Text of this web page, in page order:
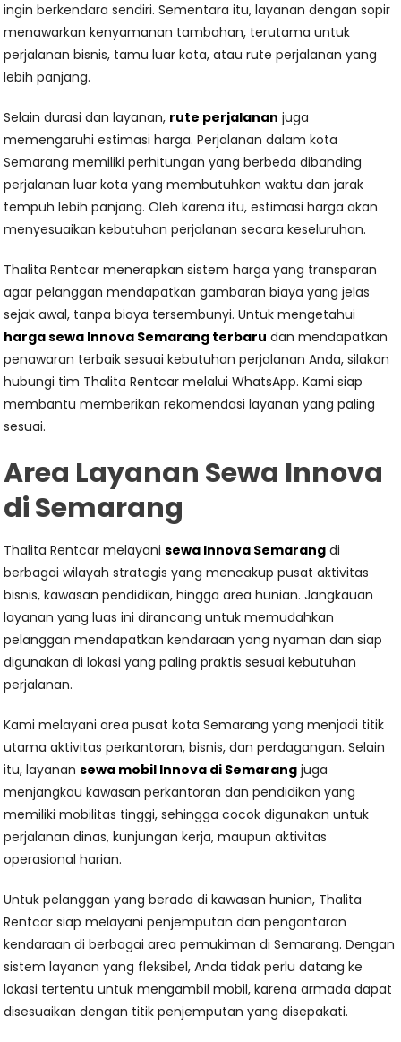
ingin berkendara sendiri. Sementara itu, layanan dengan sopir
menawarkan kenyamanan tambahan, terutama untuk
perjalanan bisnis, tamu luar kota, atau rute perjalanan yang
lebih panjang.
Selain durasi dan layanan, rute perjalanan juga
memengaruhi estimasi harga. Perjalanan dalam kota
Semarang memiliki perhitungan yang berbeda dibanding
perjalanan luar kota yang membutuhkan waktu dan jarak
tempuh lebih panjang. Oleh karena itu, estimasi harga akan
menyesuaikan kebutuhan perjalanan secara keseluruhan.
Thalita Rentcar menerapkan sistem harga yang transparan
agar pelanggan mendapatkan gambaran biaya yang jelas
sejak awal, tanpa biaya tersembunyi. Untuk mengetahui
harga sewa Innova Semarang terbaru dan mendapatkan
penawaran terbaik sesuai kebutuhan perjalanan Anda, silakan
hubungi tim Thalita Rentcar melalui WhatsApp. Kami siap
membantu memberikan rekomendasi layanan yang paling
sesuai.
Area Layanan Sewa Innova
di Semarang
Thalita Rentcar melayanisewa Innova Semarang di
berbagai wilayah strategis yang mencakup pusat aktivitas
bisnis, kawasan pendidikan, hingga area hunian. Jangkauan
layanan yang luas ini dirancang untuk memudahkan
pelanggan mendapatkan kendaraan yang nyaman dan siap
digunakan di lokasi yang paling praktis sesuai kebutuhan
perjalanan.
Kami melayani area pusat kota Semarang yang menjadi titik
utama aktivitas perkantoran, bisnis, dan perdagangan. Selain
itu, layanansewa mobil Innova di Semarang juga
menjangkau kawasan perkantoran dan pendidikan yang
memiliki mobilitas tinggi, sehingga cocok digunakan untuk
perjalanan dinas, kunjungan kerja, maupun aktivitas
operasional harian.
Untuk pelanggan yang berada di kawasan hunian, Thalita
Rentcar siap melayani penjemputan dan pengantaran
kendaraan di berbagai area pemukiman di Semarang. Dengan
sistem layanan yang fleksibel, Anda tidak perlu datang ke
lokasi tertentu untuk mengambil mobil, karena armada dapat
disesuaikan dengan titik penjemputan yang disepakati.